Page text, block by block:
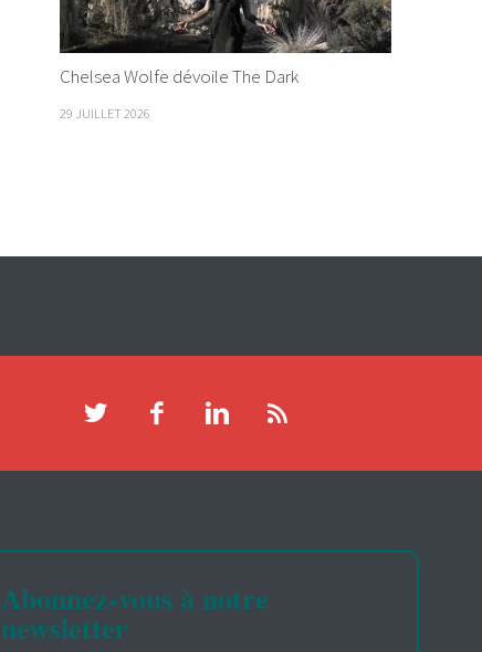
Chelsea Wolfe dévoile The Dark
29 JUILLET 2026
Abonnez-vous à notre
newsletter